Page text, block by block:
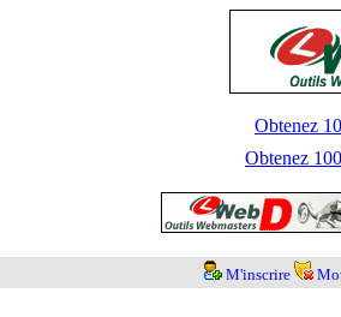
Obtenez
Obtenez
M'inscrire